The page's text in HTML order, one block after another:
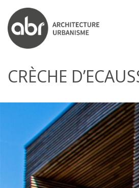
ABR ARCHITECTS
CRÈCHE